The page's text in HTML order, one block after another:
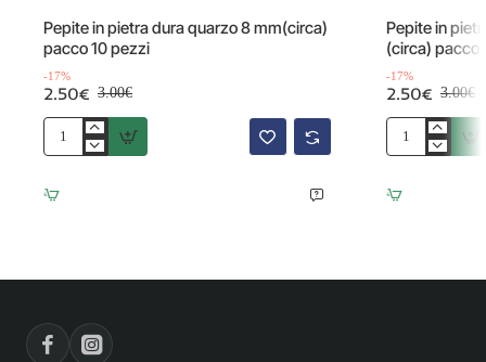
Pepite in pietra dura quarzo 8 mm(circa)
pacco 10 pezzi
-17%
2.50€ 3.00€
Pepite
pietra
dura
pezzi
Pepite in
(circa) pacco
-17%
2.50€ 3.00€
Pepite
pietra
dura